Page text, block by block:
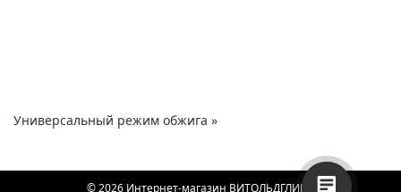
Универсальный режим обжига »
© 2026 Интернет-магазин ВИТОЛЬДГЛИНА